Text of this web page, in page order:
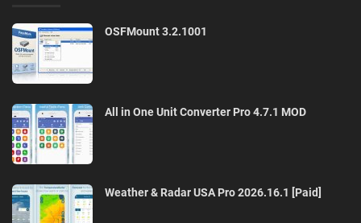
OSFMount 3.2.1001
All in One Unit Converter Pro 4.7.1 MOD
Weather & Radar USA Pro 2026.16.1 [Paid]